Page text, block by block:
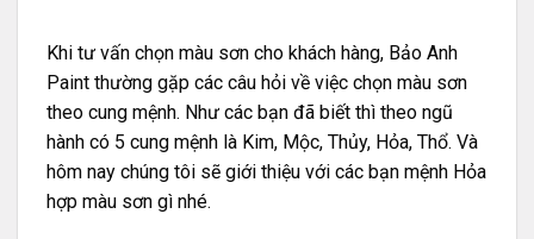
Khi tư vấn chọn màu sơn cho khách hàng, Bảo Anh
Paint thường gặp các câu hỏi về việc chọn màu sơn
theo cung mệnh. Như các bạn đã biết thì theo ngũ
hành có 5 cung mệnh là Kim, Mộc, Thủy, Hỏa, Thổ. Và
hôm nay chúng tôi sẽ giới thiệu với các bạn mệnh Hỏa
hợp màu sơn gì nhé.